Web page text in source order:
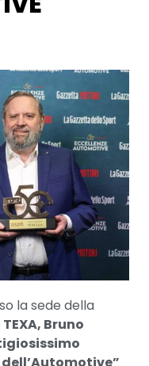
la sede della
Bruno
dell’Automotive”